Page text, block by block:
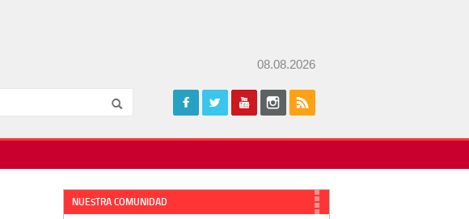
08.08.2026
NUESTRA COMUNIDAD